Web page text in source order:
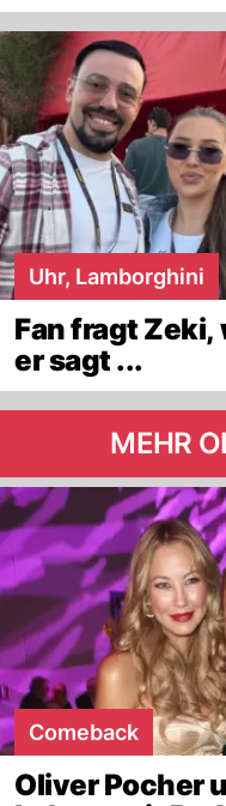
Uhr, Lamborghini
Fan fragt Zeki,
er sagt ...
MEHR
Comeback
Oliver Pocher